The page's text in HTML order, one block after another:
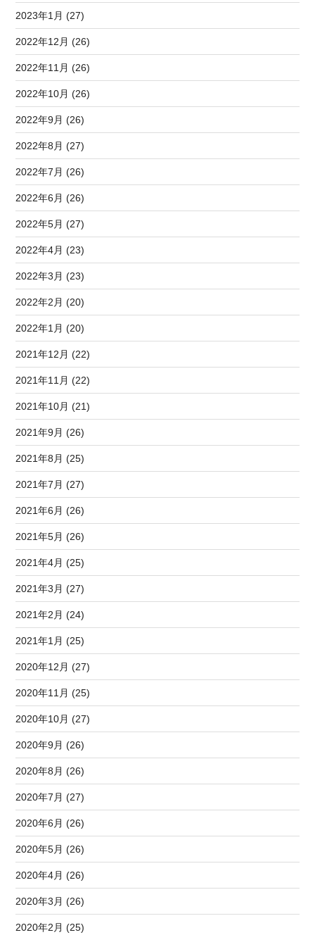
2023年1月 (27)
2022年12月 (26)
2022年11月 (26)
2022年10月 (26)
2022年9月 (26)
2022年8月 (27)
2022年7月 (26)
2022年6月 (26)
2022年5月 (27)
2022年4月 (23)
2022年3月 (23)
2022年2月 (20)
2022年1月 (20)
2021年12月 (22)
2021年11月 (22)
2021年10月 (21)
2021年9月 (26)
2021年8月 (25)
2021年7月 (27)
2021年6月 (26)
2021年5月 (26)
2021年4月 (25)
2021年3月 (27)
2021年2月 (24)
2021年1月 (25)
2020年12月 (27)
2020年11月 (25)
2020年10月 (27)
2020年9月 (26)
2020年8月 (26)
2020年7月 (27)
2020年6月 (26)
2020年5月 (26)
2020年4月 (26)
2020年3月 (26)
2020年2月 (25)